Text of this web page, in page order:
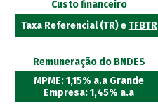
Custo financeiro
Taxa Referencial (TR) eTFBTR
Remuneração do BNDES
MPME: 1,15% a.a Grande
Empresa: 1,45% a.a